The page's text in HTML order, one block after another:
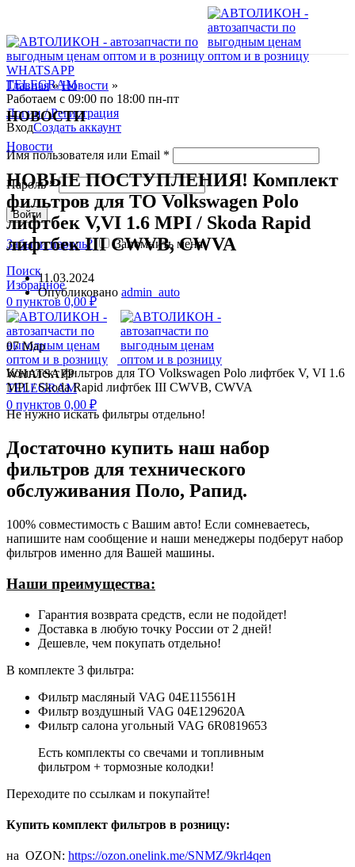
WHATSAPP
TELEGRAM
Работаем с 09:00 по 18:00 пн-пт
Логин / Регистрация
ВходСоздать аккаунт
Имя пользователя или Email *
Пароль*
Войти
Забыли пароль?
Запомнить меня
Поиск
Избранное
0 пунктов 0,00 ₽
WHATSAPP
TELEGRAM
0 пунктов 0,00 ₽
НОВОСТИ
Главная»Новости »
Новости
НОВЫЕ ПОСТУПЛЕНИЯ! Комплект
фильтров для ТО Volkswagen Polo
лифтбек V,VI 1.6 MPI / Skoda Rapid
лифтбек III CWVB, CWVA
11.03.2024
Опубликовано admin_auto
07Мар
Комплект фильтров для ТО Volkswagen Polo лифтбек V, VI 1.6
MPI / Skoda Rapid лифтбек III CWVB, CWVA
Не нужно искать фильтры отдельно!
Достаточно купить наш набор
фильтров для технического
обслуживания Поло, Рапид.
100% совместимость с Вашим авто! Если сомневаетесь,
напишите нам сообщение и наши менеджеры подберут набор
фильтров именно для Вашей машины.
Наши преимущества:
Гарантия возврата средств, если не подойдет!
Доставка в любую точку России от 2 дней!
Дешевле, чем покупать отдельно!
В комплекте 3 фильтра:
Фильтр масляный VAG 04E115561H
Фильтр воздушный VAG 04E129620A
Фильтр салона угольный VAG 6R0819653
Есть комплекты со свечами и топливным
фильтром + тормозные колодки!
Переходите по ссылкам и покупайте!
Купить комплект фильтров в розницу:
на OZON: https://ozon.onelink.me/SNMZ/9krl4qen